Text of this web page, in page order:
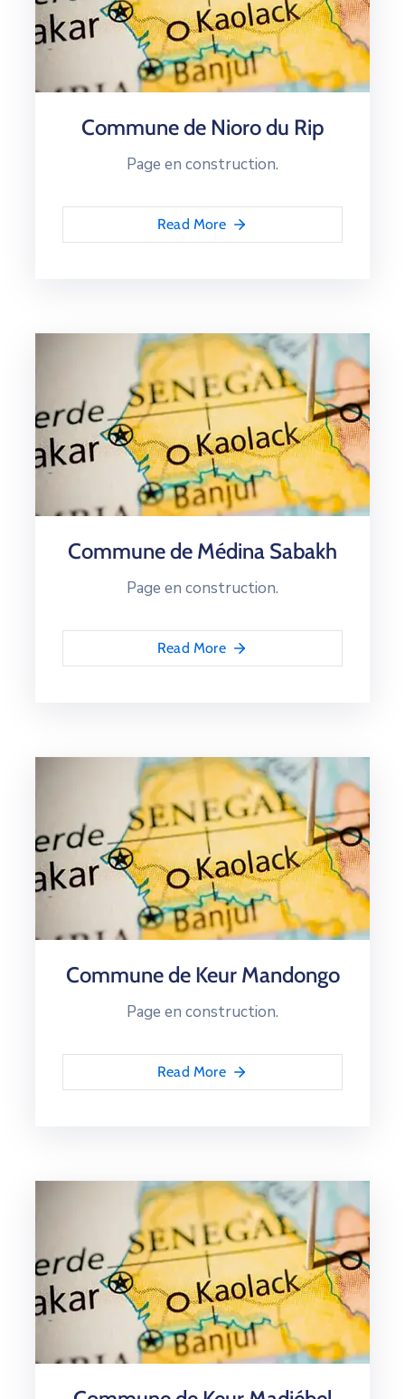
Commune de Nioro du Rip
Page en construction.
Read More
Commune de Médina Sabakh
Page en construction.
Read More
Commune de Keur Mandongo
Page en construction.
Read More